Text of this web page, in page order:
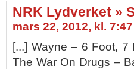
NRK Lydverket »
mars 22, 2012, kl.
[...] Wayne – 6 Foot,
The War On Drugs –